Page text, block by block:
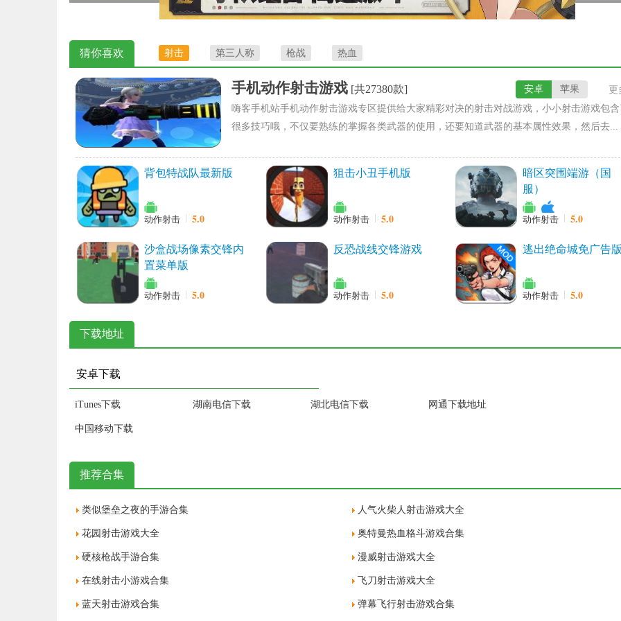
猜你喜欢 射击 第三人称 枪战 热血
手机动作射击游戏 [共27380款] 更
苹果
安卓
嗨客手机站手机动作射击游戏专区提供给大家精彩对决的射击对战游戏，小小射击游戏包含
很多技巧哦，不仅要熟练的掌握各类武器的使用，还要知道武器的基本属性效果，然后去...
背包特战队最新版
动作射击 5.0
狙击小丑手机版
动作射击 5.0
暗区突围端游（国
服）
动作射击 5.0
沙盒战场像素交锋内
置菜单版
动作射击 5.0
反恐战线交锋游戏
动作射击 5.0
逃出绝命城免广告版
动作射击 5.0
下载地址
安卓下载
iTunes下载 湖南电信下载 湖北电信下载 网通下载地址
中国移动下载
推荐合集
类似堡垒之夜的手游合集 人气火柴人射击游戏大全
花园射击游戏大全 奥特曼热血格斗游戏合集
硬核枪战手游合集 漫威射击游戏大全
在线射击小游戏合集 飞刀射击游戏大全
蓝天射击游戏合集 弹幕飞行射击游戏合集